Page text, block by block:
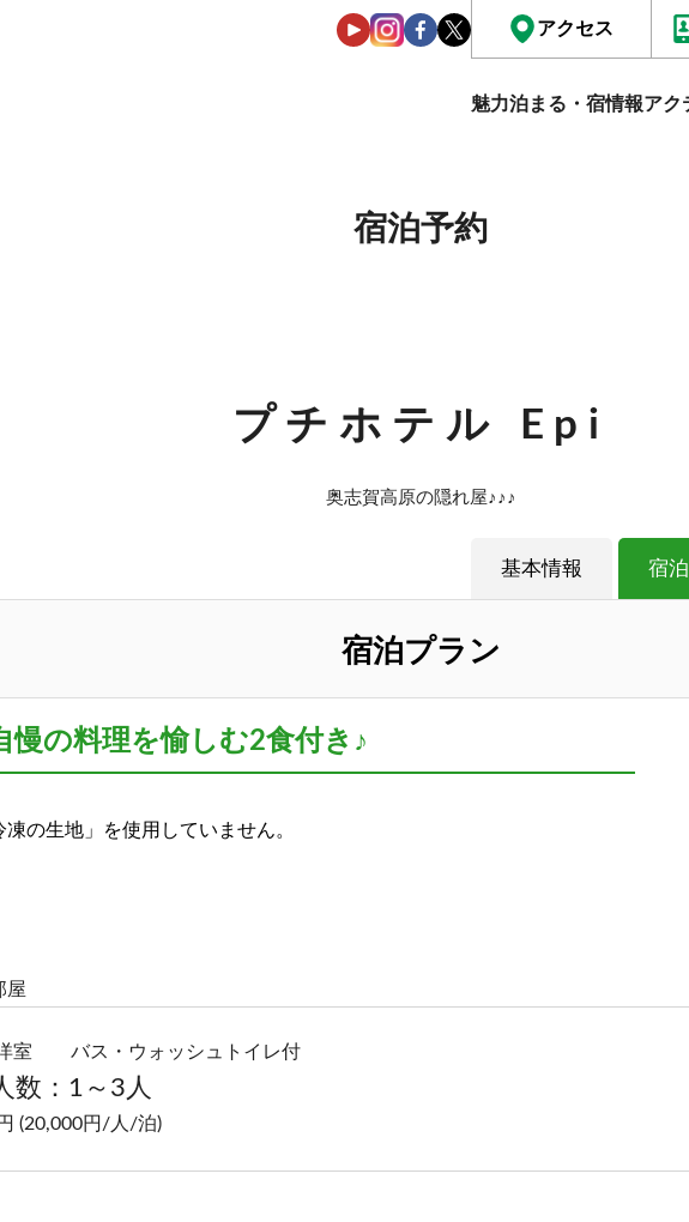
アクセス
魅力泊まる・宿情報アク
宿泊予約
プチホテル Epi
奥志賀高原の隠れ屋♪♪♪
基本情報 宿
宿泊プラン
慢の料理を愉しむ2食付き♪
の生地」を使用していません。
屋
室 バス・ウォッシュトイレ付
数：1～3人
(20,000円/人/泊)